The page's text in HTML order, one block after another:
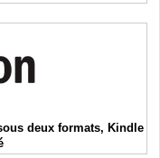
deux formats, Kindle